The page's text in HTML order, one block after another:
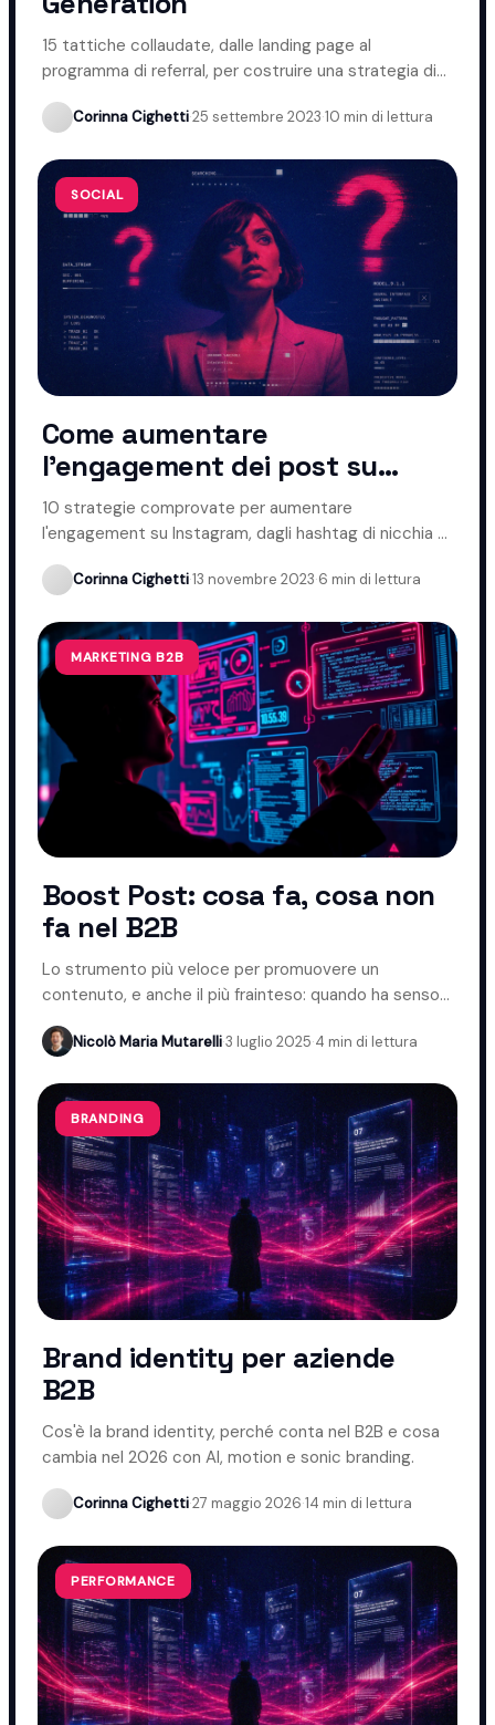
15 tattiche collaudate, dalle landing page al
programma di referral, per costruire una strategia di
Corinna Cighetti·25 settembre 2023·10 min di lettura
SOCIAL
Come aumentare
l'engagement dei post su
Instagram
10 strategie comprovate per aumentare
l'engagement su Instagram, dagli hashtag di nicchia ai
Corinna Cighetti·13 novembre 2023·6 min di lettura
MARKETING B2B
Boost Post: cosa fa, cosa non
fa nel B2B
Lo strumento più veloce per promuovere un
contenuto, e anche il più frainteso: quando ha senso
usarlo nel B2B e quando evitarlo.
Nicolò Maria Mutarelli·3 luglio 2025·4 min di lettura
BRANDING
Brand identity per aziende
B2B
Cos'è la brand identity, perché conta nel B2B e cosa
cambia nel 2026 con AI, motion e sonic branding.
Corinna Cighetti·27 maggio 2026·14 min di lettura
PERFORMANCE